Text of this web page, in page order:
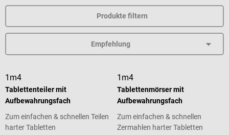
Produkte filtern
1m4
Tablettenteiler mit
Aufbewahrungsfach
Zum einfachen & schnellen Teilen
harter Tabletten
1m4
Tablettenmörser mit
Aufbewahrungsfach
Zum einfachen & schnellen
Zermahlen harter Tabletten